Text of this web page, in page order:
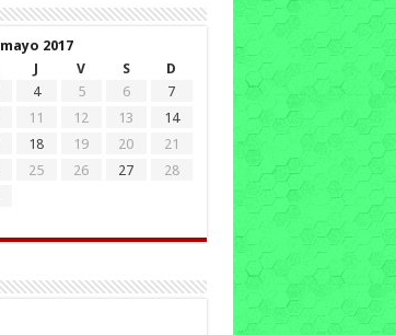
mayo 2017
J V S
D
4 5 6
7
11 12 13
14
18 19 20
21
25 26 27
28